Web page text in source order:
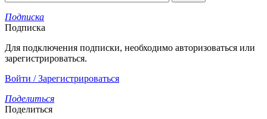
Подписка
Подписка
Для подключения подписки, необходимо авторизоваться или
зарегистрироваться.
Войти / Зарегистрироваться
Поделиться
Поделиться